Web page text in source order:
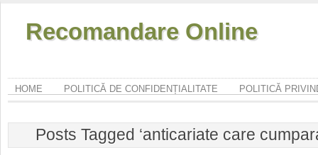
Recomandare Online
HOME POLITICĂ DE CONFIDENȚIALITATE POLITICĂ
Posts Tagged ‘anticariate care